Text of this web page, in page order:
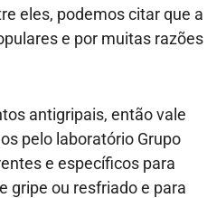
eles, podemos citar que a
e por muitas razões
antigripais, então vale
pelo laboratório Grupo
e específicos para
gripe ou resfriado e para